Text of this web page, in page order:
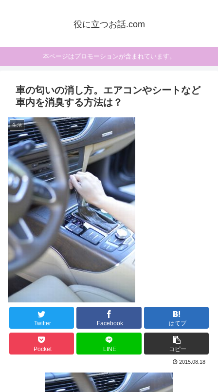
役に立つお話.com
本ページはプロモーションが含まれています。
車の匂いの消し方。エアコンやシートなど
車内を消臭する方法は？
生活
Twitter Facebook はてブ
Pocket LINE コピー
2015.08.18